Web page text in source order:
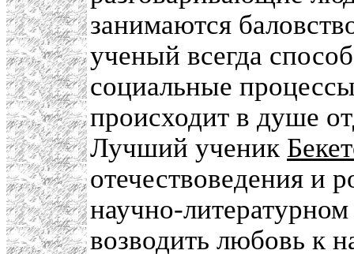
занимаются
ученый всегда
социальные
происходит в душе
Лучший ученик
отечествоведения и
научно-
возводить любовь к